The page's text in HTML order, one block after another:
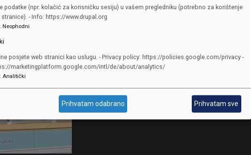
KONTAKTI
Čauševića 1
387 33 562-044
skupstina@skupstina.ks.gov.ba
podatke (npr. kolačić za korisničku sesiju) u vašem pregledniku (potrebno za korištenje
stranice). - Info: https://www.drupal.org
: Neophodni
posjete web stranici kao uslugu. - Privacy policy: https://policies.google.com/privacy -
marketingplatform.google.com/intl/de/about/analytics/
: Analitički
Prihvatam odabrano Prihvatam sve